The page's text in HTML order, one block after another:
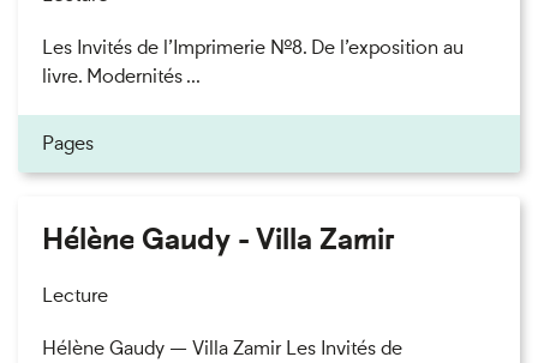
Les Invités de l’Imprimerie n°8. De l’exposition au
livre. Modernités ...
Pages
Hélène Gaudy - Villa Zamir
Lecture
Hélène Gaudy — Villa Zamir Les Invités de